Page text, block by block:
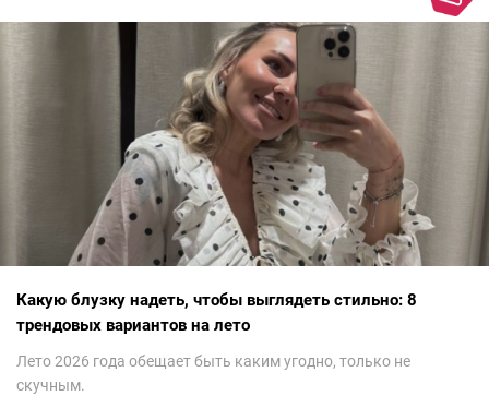
Какую блузку надеть, чтобы выглядеть стильно: 8
трендовых вариантов на лето
Лето 2026 года обещает быть каким угодно, только не
скучным.